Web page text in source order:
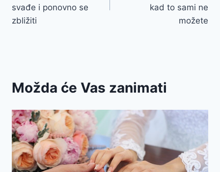
svađe i ponovno se
zbližiti
kad to sami ne
možete
Možda će Vas zanimati